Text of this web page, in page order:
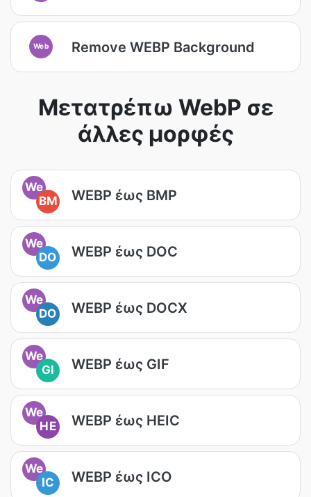
Web Remove WEBP Background
Μετατρέπω WebP σε
άλλες μορφές
We
BM
WEBP έως BMP
We
DO
WEBP έως DOC
We
DO
WEBP έως DOCX
We
GI
WEBP έως GIF
We
HE
WEBP έως HEIC
We
IC
WEBP έως ICO